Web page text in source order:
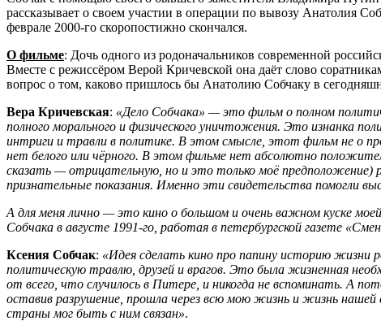
рассказывает о своем участии в операции по вывозу Анатолия
феврале 2000-го скоропостижно скончался.
О фильме: Дочь одного из родоначальников современной
Вместе с режиссёром Верой Кричевской она даёт слово
вопрос о том, каково пришлось бы Анатолию Собчаку в
Вера Кричевская: «Дело Собчака» — это фильм о полном
полного морального и физического уничтожения. Это изнанка
интриги и травли в политике. В этом смысле, этот фильм не о
нет белого или чёрного. В этом фильме нет абсолютно
сказать — отрицательную, но и это только моё предположение)
признательные показания. Именно эти свидетельства помогли
А для меня лично — это кино о большом и очень важном куске
Собчака в августе 1991-го, работая в петербургской газете
Ксения Собчак: «Идея сделать кино про папину историю жизни
политическую травлю, друзей и врагов. Это была жизненная
от всего, что случилось в Питере, и никогда не вспоминать. А
оставив разрушение, прошла через всю мою жизнь и жизнь нашей
страны мог быть с ним связан».